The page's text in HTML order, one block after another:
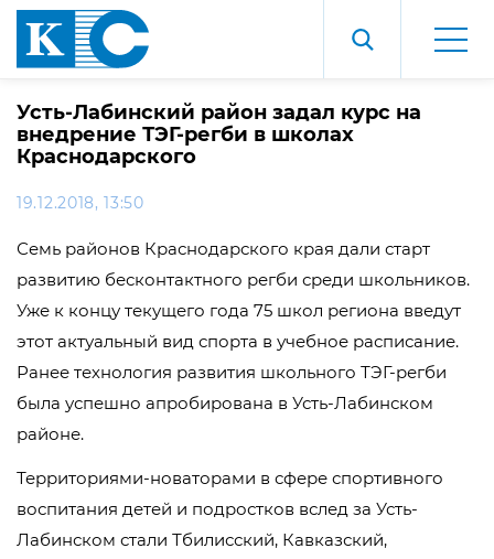
Усть-Лабинский район задал курс на
внедрение ТЭГ-регби в школах
Краснодарского
19.12.2018, 13:50
Семь районов Краснодарского края дали старт
развитию бесконтактного регби среди школьников.
Уже к концу текущего года 75 школ региона введут
этот актуальный вид спорта в учебное расписание.
Ранее технология развития школьного ТЭГ-регби
была успешно апробирована в Усть-Лабинском
районе.
Территориями-новаторами в сфере спортивного
воспитания детей и подростков вслед за Усть-
Лабинском стали Тбилисский, Кавказский,